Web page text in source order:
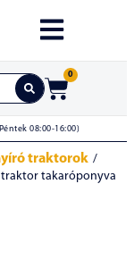
0
08:00-16:00)
traktorok /
takaróponyva